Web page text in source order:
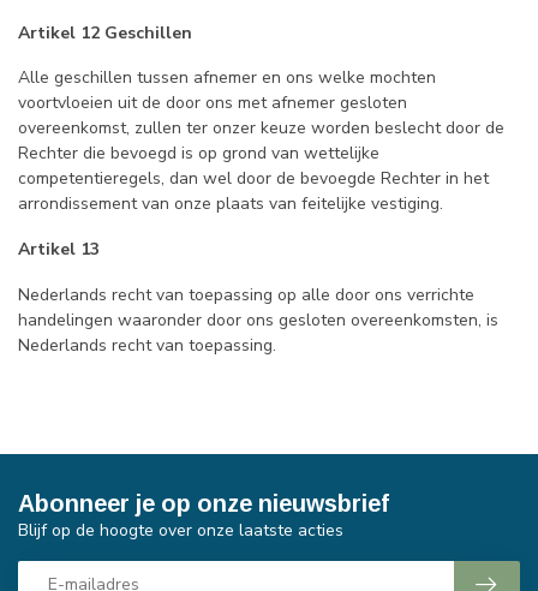
Artikel 12 Geschillen
Alle geschillen tussen afnemer en ons welke mochten
voortvloeien uit de door ons met afnemer gesloten
overeenkomst, zullen ter onzer keuze worden beslecht door de
Rechter die bevoegd is op grond van wettelijke
competentieregels, dan wel door de bevoegde Rechter in het
arrondissement van onze plaats van feitelijke vestiging.
Artikel 13
Nederlands recht van toepassing op alle door ons verrichte
handelingen waaronder door ons gesloten overeenkomsten, is
Nederlands recht van toepassing.
Abonneer je op onze nieuwsbrief
Blijf op de hoogte over onze laatste acties